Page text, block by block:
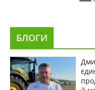
БЛОГИ